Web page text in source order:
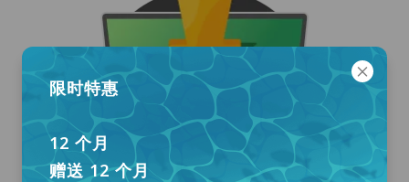
限时特惠
12 个月
赠送 12 个月